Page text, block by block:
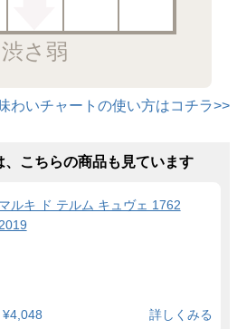
渋さ弱
わいチャートの使い方はコチラ>>
、こちらの商品も見ています
マルキ ド テルム キュヴェ 1762
2019
¥4,048 詳しくみる